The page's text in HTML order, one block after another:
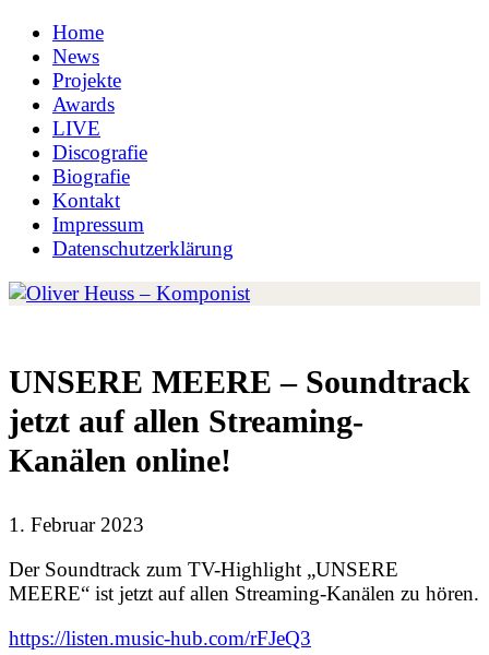
Home
News
Projekte
Awards
LIVE
Discografie
Biografie
Kontakt
Impressum
Datenschutzerklärung
UNSERE MEERE – Soundtrack
jetzt auf allen Streaming-
Kanälen online!
1. Februar 2023
Der Soundtrack zum TV-Highlight „UNSERE
MEERE“ ist jetzt auf allen Streaming-Kanälen zu hören.
https://listen.music-hub.com/rFJeQ3